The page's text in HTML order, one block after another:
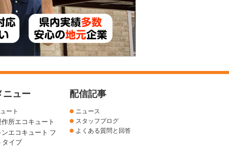
ニュー
ート
所エコキュート
エコキュート フ
タイプ
配信記事
ニュース
スタッフブログ
よくある質問と回答